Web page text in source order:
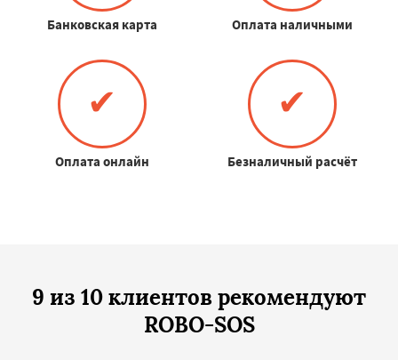
Банковская карта Оплата наличными
✔
Оплата онлайн
✔
Безналичный расчёт
9 из 10 клиентов рекомендуют
ROBO-SOS